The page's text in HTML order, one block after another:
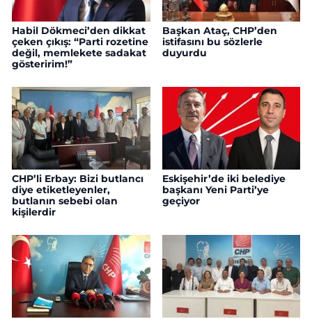
Habil Dökmeci’den dikkat
çeken çıkış: “Parti rozetine
değil, memlekete sadakat
gösteririm!”
Başkan Ataç, CHP’den
istifasını bu sözlerle
duyurdu
CHP’li Erbay: Bizi butlancı
diye etiketleyenler,
butlanın sebebi olan
kişilerdir
Eskişehir’de iki belediye
başkanı Yeni Parti’ye
geçiyor